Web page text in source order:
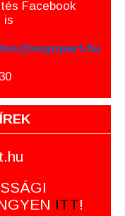
Facebook
is
ITT!